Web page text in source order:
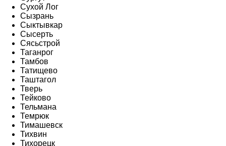
Сухой Лог
Сызрань
Сыктывкар
Сысерть
Сясьстрой
Таганрог
Тамбов
Татищево
Таштагол
Тверь
Тейково
Тельмана
Темрюк
Тимашевск
Тихвин
Тихорецк